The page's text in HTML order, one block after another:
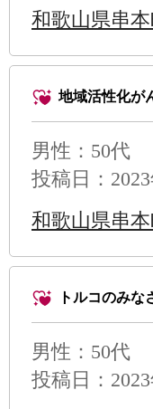
和歌山県串
地域活性化が
男性 ：50代
投稿日：
和歌山県串
トルコのみ
男性 ：50代
投稿日：